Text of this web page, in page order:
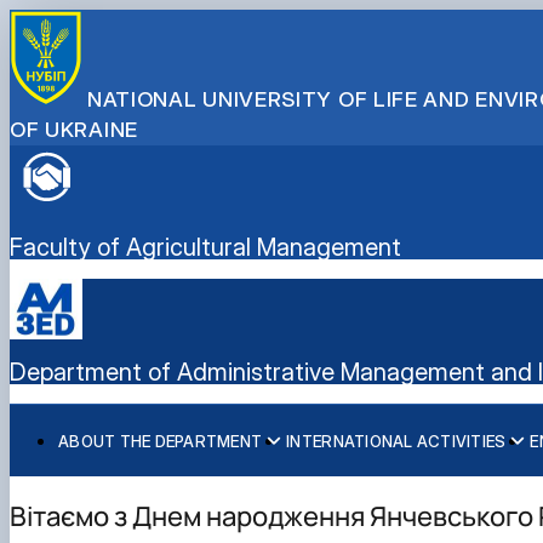
NATIONAL UNIVERSITY OF LIFE AND
OF UKRAINE
Faculty of Agricultural Management
Department of Administrative Management
ABOUT THE DEPARTMENT
History
Mission and tasks
Staff of the department
INTERNATIONAL ACTIVITIES
International activities
European Green Deal
Project DAAD
Bachelor's degree
Master's degree
Вітаємо з Днем народження